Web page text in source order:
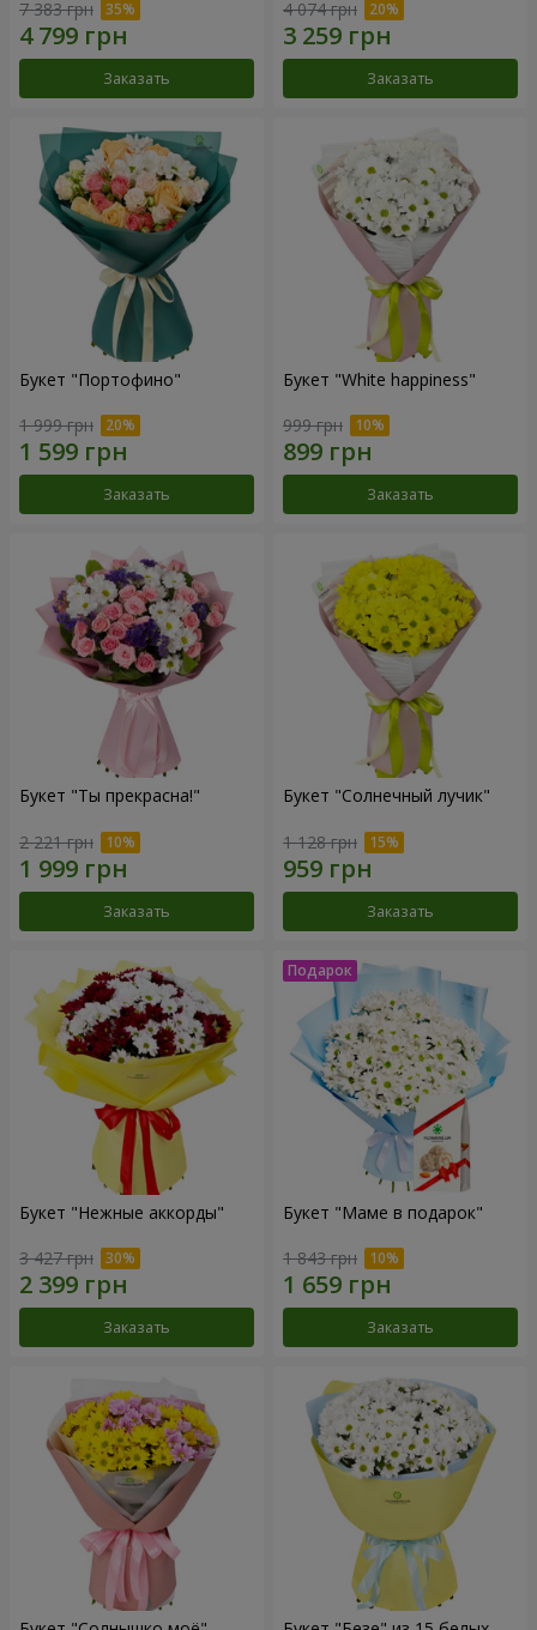
7 383 грн
Заказать
4 074 грн
Заказать
Букет "Портофино"
1 999 грн
Заказать
Букет "White happiness"
999 грн
Заказать
Букет "Ты прекрасна!"
2 221 грн
Заказать
Букет "Солнечный лучик"
1 128 грн
Заказать
Букет "Нежные аккорды"
3 427 грн
Заказать
Букет "Маме в подарок"
1 843 грн
Заказать